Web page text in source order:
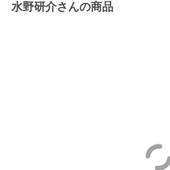
水野研介さんの商品